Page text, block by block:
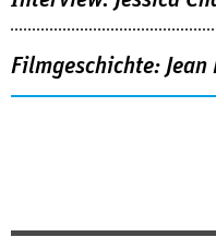
Filmgeschichte: Jean